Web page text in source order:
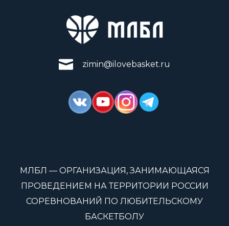
zimin@ilovebasket.ru
МЛБЛ — ОРГАНИЗАЦИЯ, ЗАНИМАЮЩАЯСЯ
ПРОВЕДЕНИЕМ НА ТЕРРИТОРИИ РОССИИ
СОРЕВНОВАНИЙ ПО ЛЮБИТЕЛЬСКОМУ
БАСКЕТБОЛУ